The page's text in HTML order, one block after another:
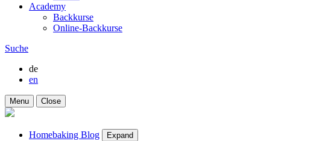
Academy
Backkurse
Online-Backkurse
Suche
de
en
Menu Close
Homebaking Blog Expand